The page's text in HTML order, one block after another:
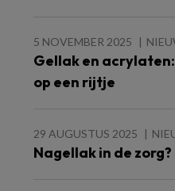
5 NOVEMBER 2025
Gellak en acrylaten:
op een rijtje
29 AUGUSTUS 2025
Nagellak in de